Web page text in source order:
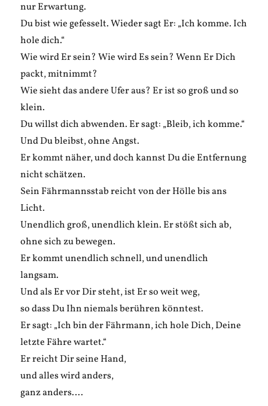
nur Erwartung.
Du bist wie gefesselt. Wieder sagt Er: „Ich komme. Ich
hole dich.“
Wie wird Er sein? Wie wird Es sein? Wenn Er Dich
packt, mitnimmt?
Wie sieht das andere Ufer aus? Er ist so groß und so
klein.
Du willst dich abwenden. Er sagt: „Bleib, ich komme.“
Und Du bleibst, ohne Angst.
Er kommt näher, und doch kannst Du die Entfernung
nicht schätzen.
Sein Fährmannsstab reicht von der Hölle bis ans
Licht.
Unendlich groß, unendlich klein. Er stößt sich ab,
ohne sich zu bewegen.
Er kommt unendlich schnell, und unendlich
langsam.
Und als Er vor Dir steht, ist Er so weit weg,
so dass Du Ihn niemals berühren könntest.
Er sagt: „Ich bin der Fährmann, ich hole Dich, Deine
letzte Fähre wartet.“
Er reicht Dir seine Hand,
und alles wird anders,
ganz anders….